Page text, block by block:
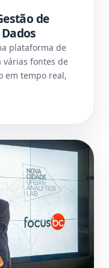
de
plataforma de
fontes de
em tempo real,